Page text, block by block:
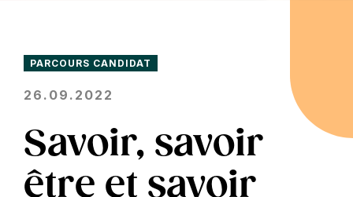
PARCOURS CANDIDAT
26.09.2022
Savoir, savoir
être et savoir